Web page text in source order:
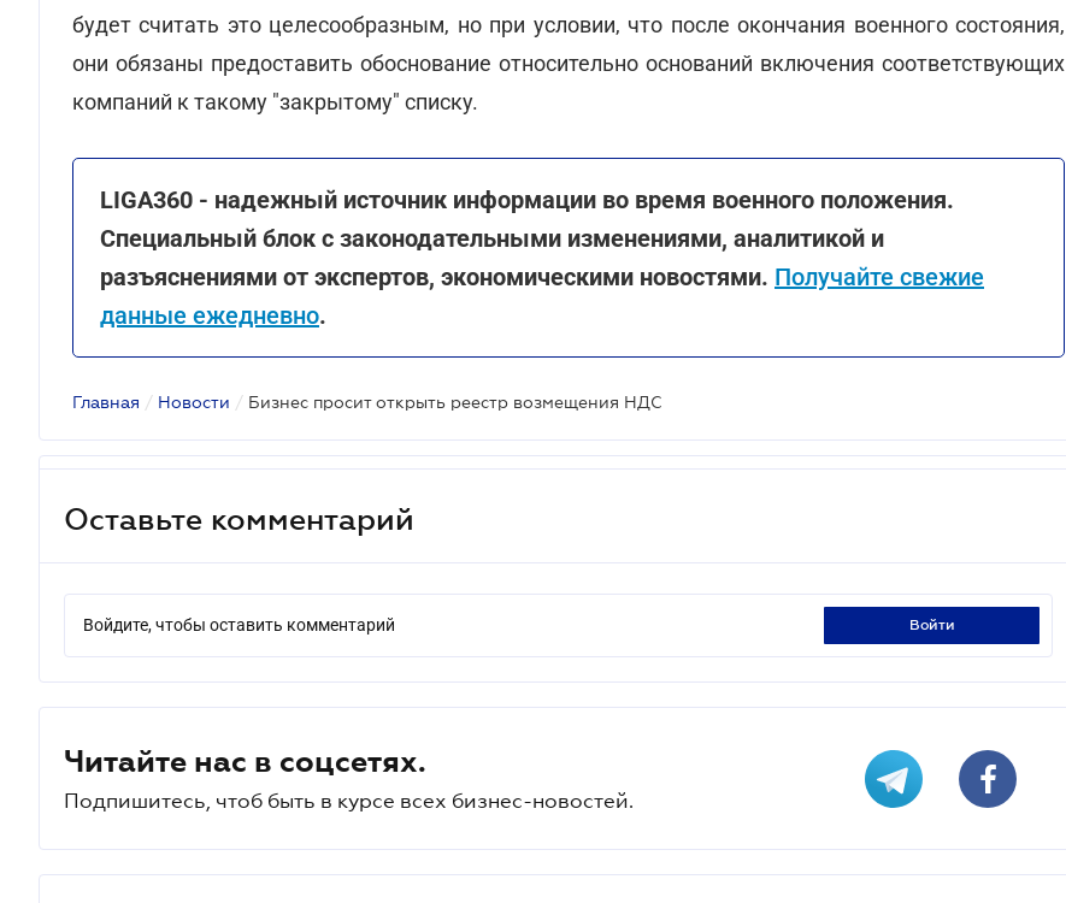
будет считать это целесообразным, но при условии, что после окончания военного состояния,
они обязаны предоставить обоснование относительно оснований включения соответствующих
компаний к такому "закрытому" списку.
LIGA360 - надежный источник информации во время военного положения.
Специальный блок с законодательными изменениями, аналитикой и
разъяснениями от экспертов, экономическими новостями. Получайте свежие
данные ежедневно.
Главная / Новости / Бизнес просит открыть реестр возмещения НДС
Оставьте комментарий
Войдите, чтобы оставить комментарий войти
Читайте нас в соцсетях.
Подпишитесь, чтоб быть в курсе всех бизнес-новостей.